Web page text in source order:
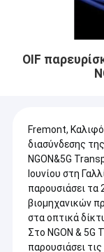
OIF
Fremont,
διασύνδεσης
NGON&5G
Ιουνίου στη
παρουσιάσει τα
βιομηχανικών
στα οπτικά
Στο NGON &
παρουσιάσει